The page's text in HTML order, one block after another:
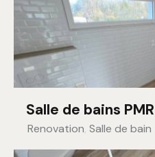
Salle de bains PMR
Renovation, Salle de bain